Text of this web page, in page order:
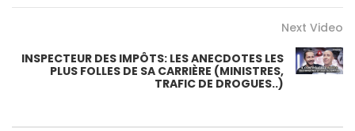
Next Video
INSPECTEUR DES IMPÔTS: LES ANECDOTES LES
PLUS FOLLES DE SA CARRIÈRE (MINISTRES,
TRAFIC DE DROGUES..)